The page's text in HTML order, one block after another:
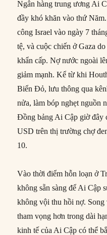
Ngân hàng trung ương Ai
đầy khó khăn vào thứ
công Israel vào ngày 7
tệ, và cuộc chiến ở Gaza
khẩn cấp. Nợ nước ngoài
giảm mạnh. Kể từ khi
Biển Đỏ, lưu thông qua
nửa, làm bóp nghẹt nguồn
Đồng bảng Ai Cập giờ đây
USD trên thị trường chợ
10.
Vào thời điểm hỗn loạn ở
không sẵn sàng để Ai Cập
không vội thu hồi nợ. Song
tham vọng hơn trong dài
kinh tế của Ai Cập có thể